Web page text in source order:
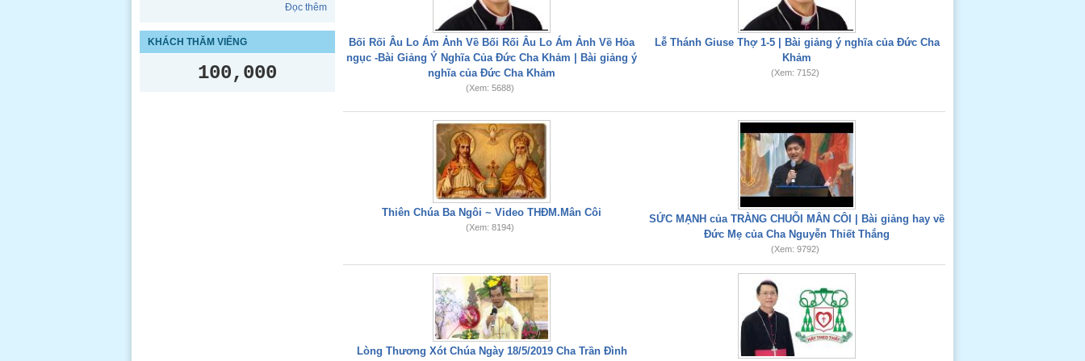
Đọc thêm
KHÁCH THĂM VIẾNG
100,000
Bối Rối Âu Lo Ám Ảnh Về Bối Rối Âu Lo Ám Ảnh Về Hỏa
ngục -Bài Giảng Ý Nghĩa Của Đức Cha Khảm | Bài giảng ý
nghĩa của Đức Cha Khảm
(Xem: 5688)
Lễ Thánh Giuse Thợ 1-5 | Bài giảng ý nghĩa của Đức Cha
Khảm
(Xem: 7152)
Thiên Chúa Ba Ngôi ~ Video THĐM.Mân Côi
(Xem: 8194)
SỨC MẠNH của TRÀNG CHUỖI MÂN CÔI | Bài giảng hay về
Đức Mẹ của Cha Nguyễn Thiết Thắng
(Xem: 9792)
Lòng Thương Xót Chúa Ngày 18/5/2019 Cha Trần Đình